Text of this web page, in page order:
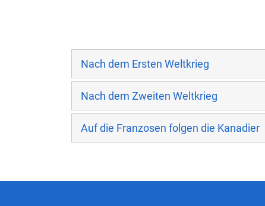
Nach dem Ersten Weltkrieg
Nach dem Zweiten Weltkrieg
Auf die Franzosen folgen die Kanadier